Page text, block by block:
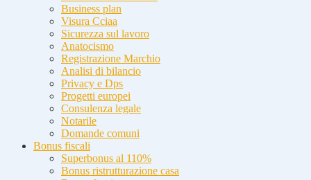
Business plan
Visura Cciaa
Sicurezza sul lavoro
Anatocismo
Registrazione Marchio
Analisi di bilancio
Privacy e Dps
Progetti europei
Consulenza legale
Notarile
Domande comuni
Bonus fiscali
Superbonus al 110%
Bonus ristrutturazione casa